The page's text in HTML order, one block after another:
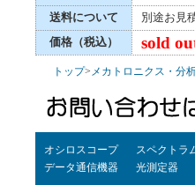
送料について
別途お見
価格（税込）
sold
トップ> メカトロニクス・分
オシロスコープ スペクトラ
データ通信機器
光測定器